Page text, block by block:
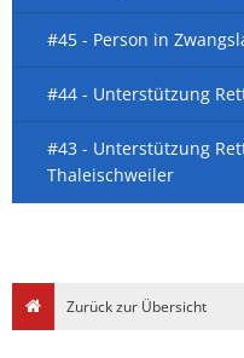
#45 - Person in
#44 - Unterstützung
#43 - Unterstützung
Thaleischweiler
Zurück zur Übersicht